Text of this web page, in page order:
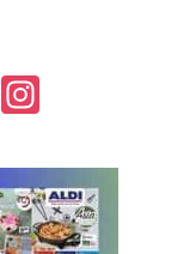
Messenger